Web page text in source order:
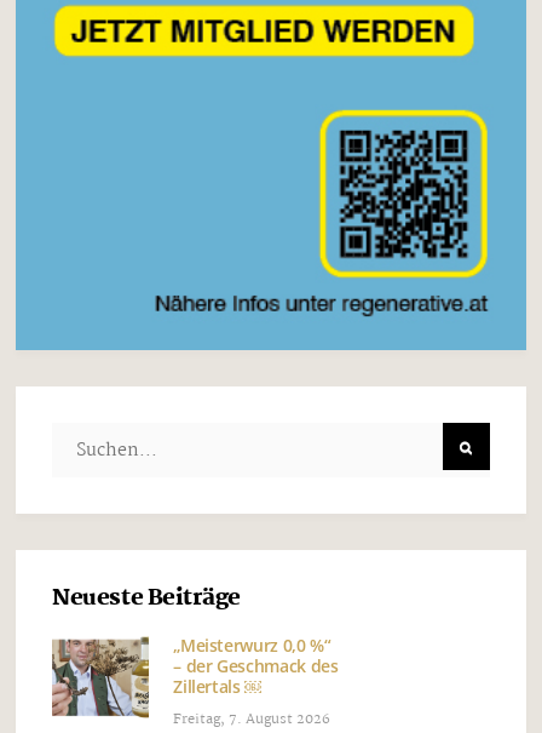
Neueste Beiträge
„Meisterwurz 0,0 %“
– der Geschmack des
Zillertals ￼
Freitag, 7. August 2026